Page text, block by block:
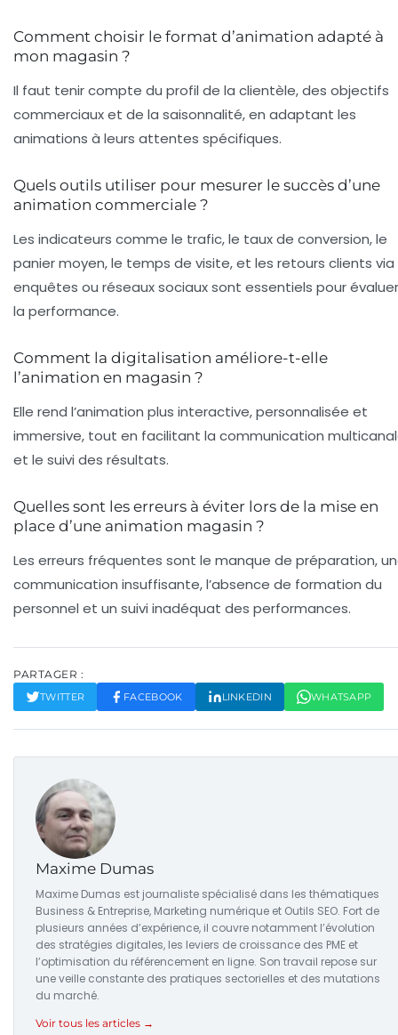
Comment choisir le format d’animation adapté à
mon magasin ?
Il faut tenir compte du profil de la clientèle, des objectifs
commerciaux et de la saisonnalité, en adaptant les
animations à leurs attentes spécifiques.
Quels outils utiliser pour mesurer le succès d’une
animation commerciale ?
Les indicateurs comme le trafic, le taux de conversion, le
panier moyen, le temps de visite, et les retours clients via
enquêtes ou réseaux sociaux sont essentiels pour évaluer
la performance.
Comment la digitalisation améliore-t-elle
l’animation en magasin ?
Elle rend l’animation plus interactive, personnalisée et
immersive, tout en facilitant la communication
et le suivi des résultats.
Quelles sont les erreurs à éviter lors de la mise en
place d’une animation magasin ?
Les erreurs fréquentes sont le manque de préparation,
communication insuffisante, l’absence de formation du
personnel et un suivi inadéquat des performances.
PARTAGER :
TWITTER FACEBOOK LINKEDIN WHATSAPP
Maxime Dumas
Maxime Dumas est journaliste spécialisé dans les thématiques
Business & Entreprise, Marketing numérique et Outils SEO. Fort de
plusieurs années d’expérience, il couvre notamment l’évolution
des stratégies digitales, les leviers de croissance des PME et
l’optimisation du référencement en ligne. Son travail repose sur
une veille constante des pratiques sectorielles et des mutations
du marché.
Voir tous les articles →